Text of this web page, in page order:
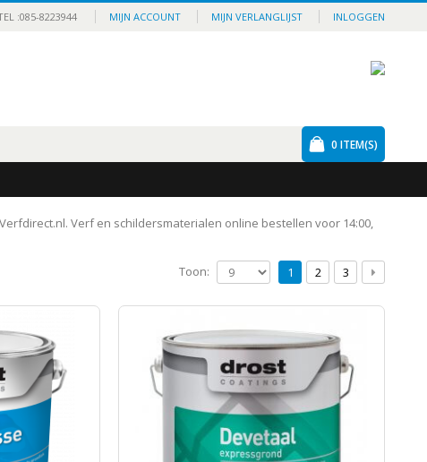
MIJN ACCOUNT MIJN VERLANGLIJST INLOGGEN
:085-8223944
0 ITEM(S)
Verf en schildersmaterialen online bestellen voor 14:00,
1 2 3
Toon: